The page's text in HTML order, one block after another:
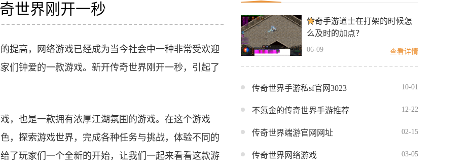
世界刚开一秒
提高，网络游戏已经成为当今社会中一种非常受欢迎
们钟爱的一款游戏。新开传奇世界刚开一秒，引起了
，也是一款拥有浓厚江湖氛围的游戏。在这个游戏
，探索游戏世界，完成各种任务与挑战，体验不同的
了玩家们一个全新的开始，让我们一起来看看这款游
传奇手游道士在打架的时候怎
么及时的加点？
06-09 查看详情
传奇世界手游私sf官网3023 10-01
不氪金的传奇世界手游推荐 12-22
传奇世界端游官网网址 02-15
传奇世界网络游戏 03-05